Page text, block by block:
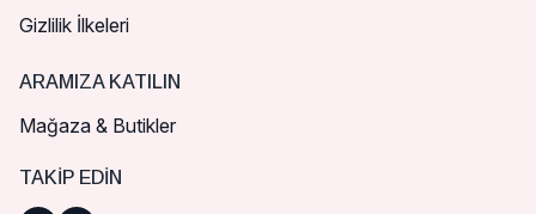
Gizlilik İlkeleri
ARAMIZA KATILIN
Mağaza & Butikler
TAKIP EDIN